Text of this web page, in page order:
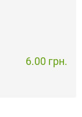
6.00 грн.